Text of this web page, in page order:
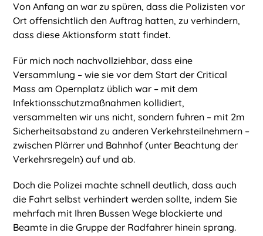
Von Anfang an war zu spüren, dass die Polizisten vor
Ort offensichtlich den Auftrag hatten, zu verhindern,
dass diese Aktionsform statt findet.
Für mich noch nachvollziehbar, dass eine
Versammlung – wie sie vor dem Start der Critical
Mass am Opernplatz üblich war – mit dem
Infektionsschutzmaßnahmen kollidiert,
versammelten wir uns nicht, sondern fuhren – mit 2m
Sicherheitsabstand zu anderen Verkehrsteilnehmern –
zwischen Plärrer und Bahnhof (unter Beachtung der
Verkehrsregeln) auf und ab.
Doch die Polizei machte schnell deutlich, dass auch
die Fahrt selbst verhindert werden sollte, indem Sie
mehrfach mit Ihren Bussen Wege blockierte und
Beamte in die Gruppe der Radfahrer hinein sprang.